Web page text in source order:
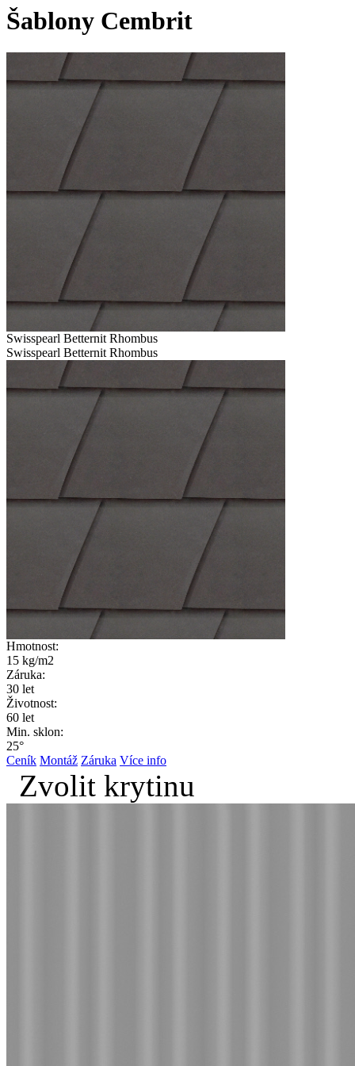
Šablony Cembrit
Swisspearl Betternit Rhombus
Swisspearl Betternit Rhombus
Hmotnost:
15 kg/m2
Záruka:
30 let
Životnost:
60 let
Min. sklon:
25°
Ceník Montáž Záruka Více info
Zvolit krytinu